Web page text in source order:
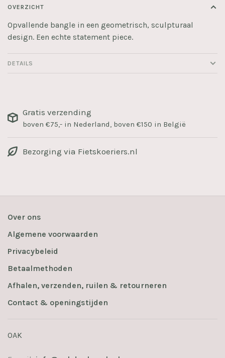
OVERZICHT
Opvallende bangle in een geometrisch, sculpturaal
design. Een echte statement piece.
DETAILS
Gratis verzending
boven €75,- in Nederland, boven €150 in België
Bezorging via Fietskoeriers.nl
Over ons
Algemene voorwaarden
Privacybeleid
Betaalmethoden
Afhalen, verzenden, ruilen & retourneren
Contact & openingstijden
OAK